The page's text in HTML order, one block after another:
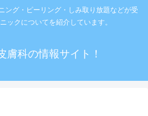
ング・ピーリング・しみ取り放題などが受
ックについてを紹介しています。
膚科の情報サイト！